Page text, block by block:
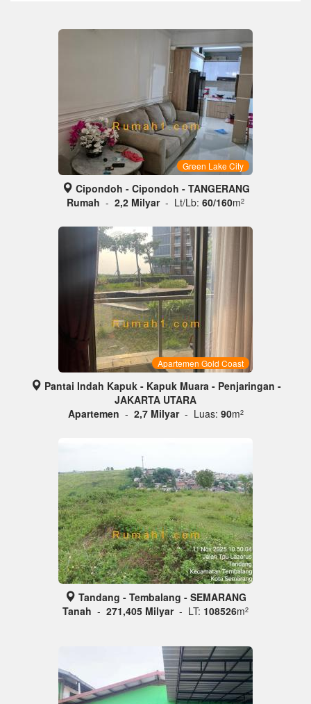
Green Lake City
Cipondoh - Cipondoh - TANGERANG
Rumah - 2,2 Milyar - Lt/Lb: 60/160m2
Apartemen Gold Coast
Pantai Indah Kapuk - Kapuk Muara - Penjaringan -
JAKARTA UTARA
Apartemen - 2,7 Milyar - Luas: 90m2
Tandang - Tembalang - SEMARANG
Tanah - 271,405 Milyar - LT: 108526m2